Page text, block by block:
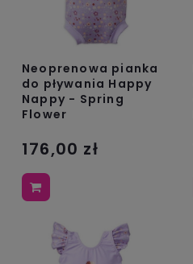
Neoprenowa pianka
do pływania Happy
Nappy - Spring
Flower
176,00 zł